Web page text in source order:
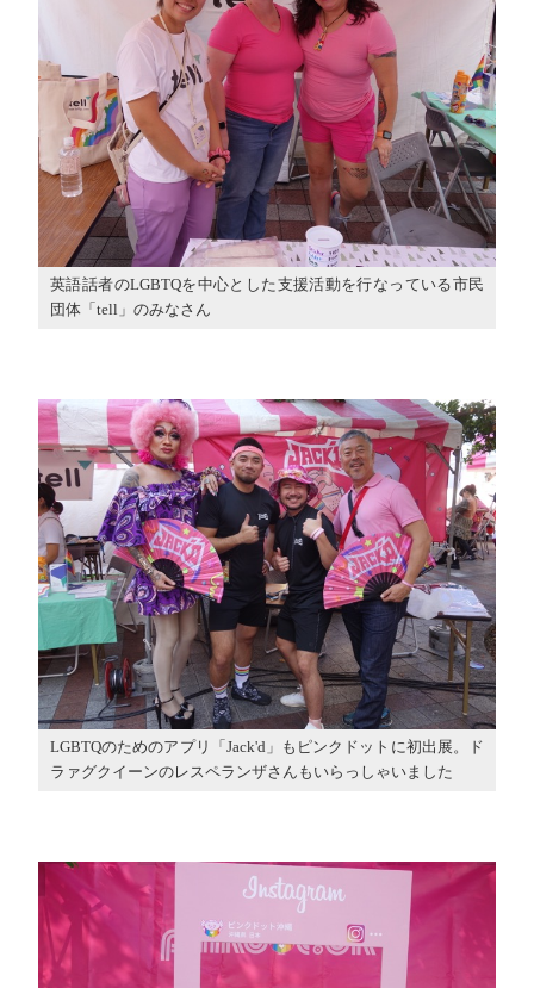
英語話者のLGBTQを中心とした支援活動を行なっている市民
団体「tell」のみなさん
LGBTQのためのアプリ「Jack'd」もピンクドットに初出展。ド
ラァグクイーンのレスペランザさんもいらっしゃいました